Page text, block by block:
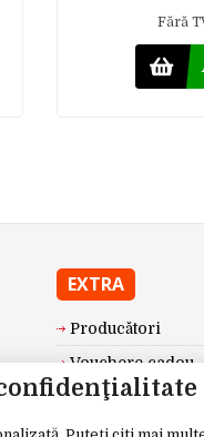
Fără
EXTRA
Producători
Vouchere cadou
Oferte speciale